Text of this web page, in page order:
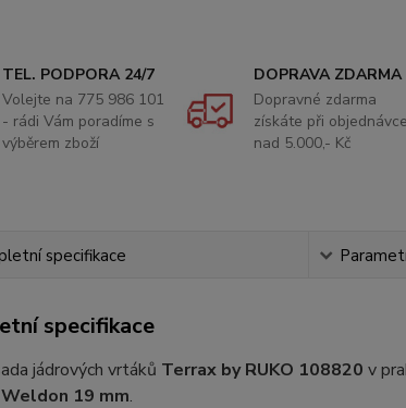
TEL. PODPORA 24/7
Volejte na 775 986 101
- rádi Vám poradíme s
výběrem zboží
DOPRAVA ZDARMA
Dopravné zdarma
získáte při objednávce
nad 5.000,- Kč
specifikace
specifikace
jádrových vrtáků Terrax by RUKO 108820 v
Weldon 19 mm.